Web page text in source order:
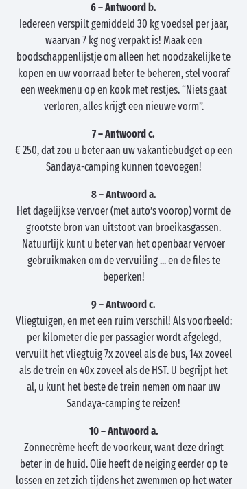
6 – Antwoord b.
Iedereen verspilt gemiddeld 30 kg voedsel per jaar,
waarvan 7 kg nog verpakt is! Maak een
boodschappenlijstje om alleen het noodzakelijke te
kopen en uw voorraad beter te beheren, stel vooraf
een weekmenu op en kook met restjes. “Niets gaat
verloren, alles krijgt een nieuwe vorm”.
7 – Antwoord c.
€ 250, dat zou u beter aan uw vakantiebudget op een
Sandaya-camping kunnen toevoegen!
8 – Antwoord a.
Het dagelijkse vervoer (met auto’s voorop) vormt de
grootste bron van uitstoot van broeikasgassen.
Natuurlijk kunt u beter van het openbaar vervoer
gebruikmaken om de vervuiling ... en de files te
beperken!
9 – Antwoord c.
Vliegtuigen, en met een ruim verschil! Als voorbeeld:
per kilometer die per passagier wordt afgelegd,
vervuilt het vliegtuig 7x zoveel als de bus, 14x zoveel
als de trein en 40x zoveel als de HST. U begrijpt het
al, u kunt het beste de trein nemen om naar uw
Sandaya-camping te reizen!
10 – Antwoord a.
Zonnecrème heeft de voorkeur, want deze dringt
beter in de huid. Olie heeft de neiging eerder op te
lossen en zet zich tijdens het zwemmen op het water